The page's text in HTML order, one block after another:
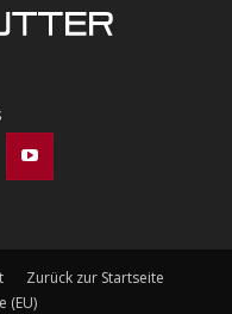
Zurück zur Startseite
(EU)